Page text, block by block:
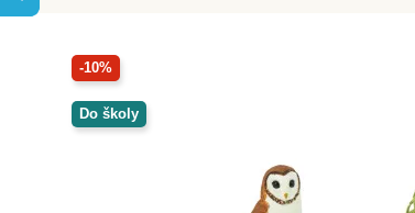
-10%
Do školy